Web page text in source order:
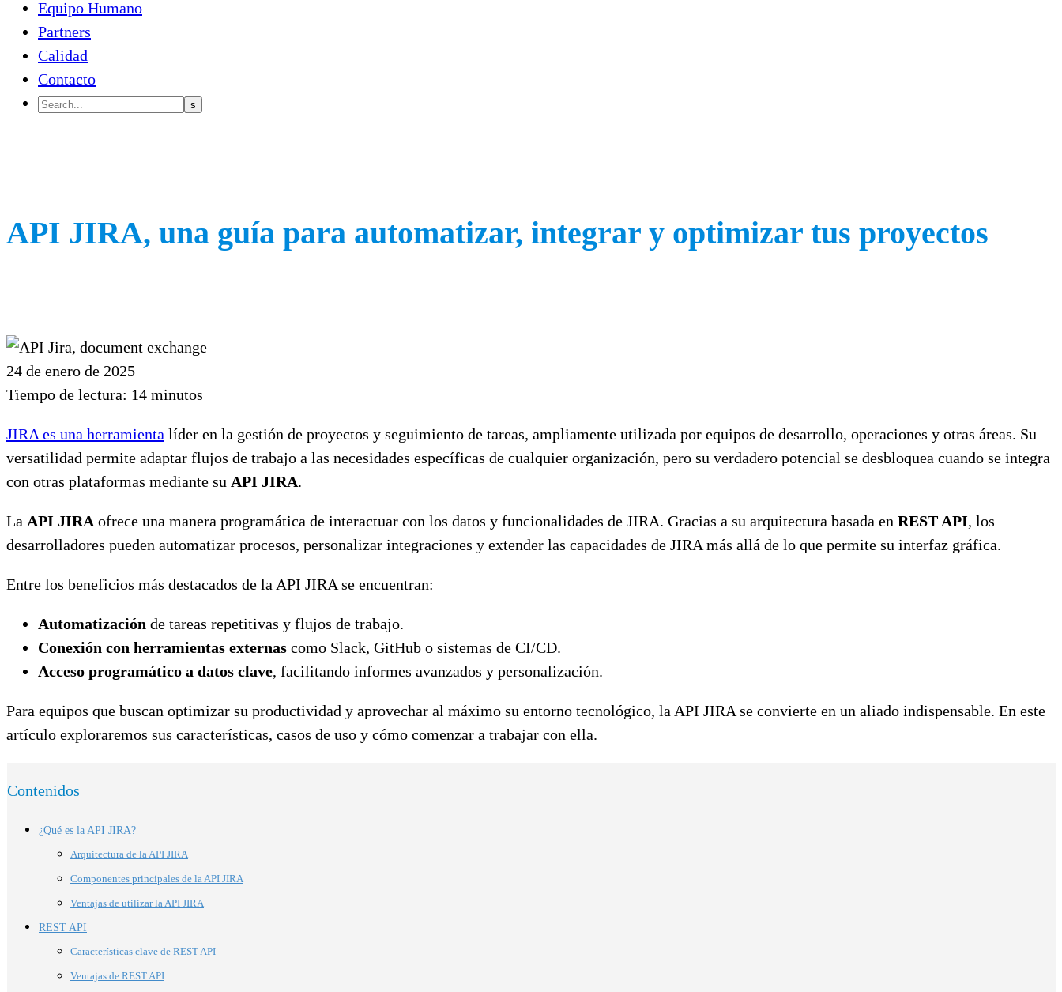
Equipo Humano
Partners
Calidad
Contacto
API JIRA, una guía para automatizar, integrar y optimizar tus proyectos
24 de enero de 2025
Tiempo de lectura: 14 minutos
JIRA es una herramienta líder en la gestión de proyectos y seguimiento de tareas, ampliamente utilizada por equipos de desarrollo, operaciones y otras áreas. Su
versatilidad permite adaptar flujos de trabajo a las necesidades específicas de cualquier organización, pero su verdadero potencial se desbloquea cuando se integra
con otras plataformas mediante su API JIRA.
La API JIRA ofrece una manera programática de interactuar con los datos y funcionalidades de JIRA. Gracias a su arquitectura basada en REST API, los
desarrolladores pueden automatizar procesos, personalizar integraciones y extender las capacidades de JIRA más allá de lo que permite su interfaz gráfica.
Entre los beneficios más destacados de la API JIRA se encuentran:
Automatización de tareas repetitivas y flujos de trabajo.
Conexión con herramientas externas como Slack, GitHub o sistemas de CI/CD.
Acceso programático a datos clave, facilitando informes avanzados y personalización.
Para equipos que buscan optimizar su productividad y aprovechar al máximo su entorno tecnológico, la API JIRA se convierte en un aliado indispensable. En este
artículo exploraremos sus características, casos de uso y cómo comenzar a trabajar con ella.
Contenidos
¿Qué es la API JIRA?
Arquitectura de la API JIRA
Componentes principales de la API JIRA
Ventajas de utilizar la API JIRA
REST API
Características clave de REST API
Ventajas de REST API